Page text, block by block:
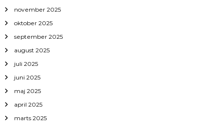
november 2025
oktober 2025
september 2025
august 2025
juli 2025
juni 2025
maj 2025
april 2025
marts 2025